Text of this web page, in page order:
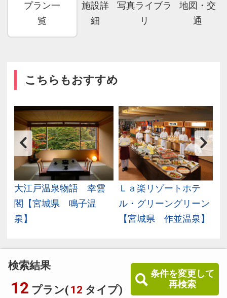
検索結果
12 プラン( 12 タイプ)
条件を変更して
再検索
プラン一
覧
施設詳
細
写真ライブラ
リ
地図・交
通
こちらもおすすめ
大江戸温泉物語 幸雲
閣【宮城県 鳴子温
泉】
Ｌａ楽リゾートホテ
ル・グリーングリーン
【宮城県 作並温泉】